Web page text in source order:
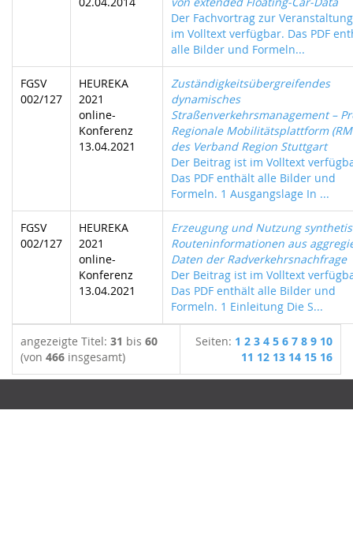
Der Fachvortrag zur
im Volltext verfügbar. Das PDF
alle Bilder und Formeln...
FGSV
002/127
HEUREKA
2021
online-
Konferenz
13.04.2021
Zuständigkeitsübergreifendes
dynamisches
Straßenverkehrsmanagement –
Regionale Mobilitätsplattform
des Verband Region Stuttgart
Der Beitrag ist im Volltext
Das PDF enthält alle Bilder und
Formeln. 1 Ausgangslage In ...
FGSV
002/127
HEUREKA
2021
online-
Konferenz
13.04.2021
Erzeugung und Nutzung
Routeninformationen aus
Daten der Radverkehrsnachfrage
Der Beitrag ist im Volltext
Das PDF enthält alle Bilder und
Formeln. 1 Einleitung Die S...
angezeigte Titel: 31 bis 60
(von 466 insgesamt)
Seiten: 1 2 3 4 5 6 7 8 9 10
11 12 13 14 15 16